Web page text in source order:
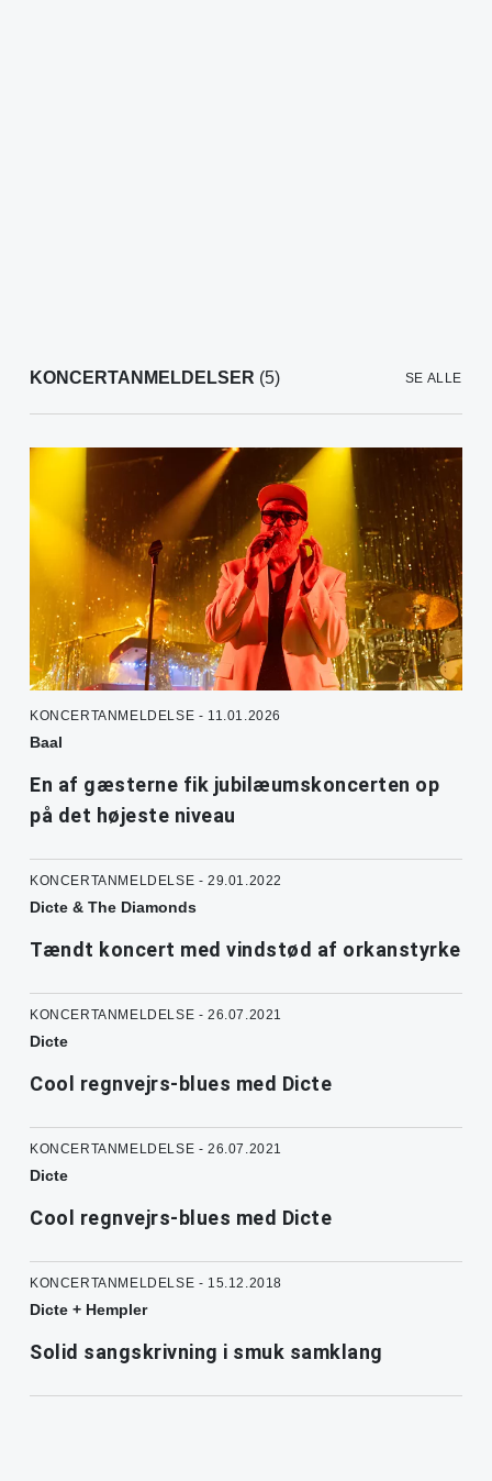
KONCERTANMELDELSER (5) SE ALLE
KONCERTANMELDELSE - 11.01.2026
Baal
En af gæsterne fik jubilæumskoncerten op
på det højeste niveau
KONCERTANMELDELSE - 29.01.2022
Dicte & The Diamonds
Tændt koncert med vindstød af orkanstyrke
KONCERTANMELDELSE - 26.07.2021
Dicte
Cool regnvejrs-blues med Dicte
KONCERTANMELDELSE - 26.07.2021
Dicte
Cool regnvejrs-blues med Dicte
KONCERTANMELDELSE - 15.12.2018
Dicte + Hempler
Solid sangskrivning i smuk samklang